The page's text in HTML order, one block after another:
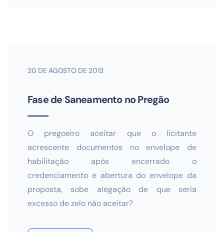
20 DE AGOSTO DE 2013
Fase de Saneamento no Pregão
O pregoeiro aceitar que o licitante
acrescente documentos no envelope de
habilitação após encerrado o
credenciamento e abertura do envelope da
proposta, sobe alegação de que seria
excesso de zelo não aceitar?